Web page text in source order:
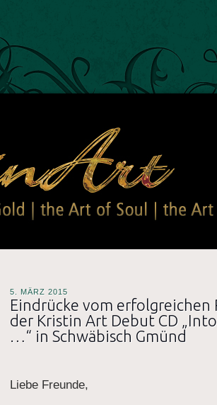
5. MÄRZ 2015
Eindrücke vom erfolgreichen
der Kristin Art Debut CD
…“ in Schwäbisch Gmünd
Liebe Freunde,